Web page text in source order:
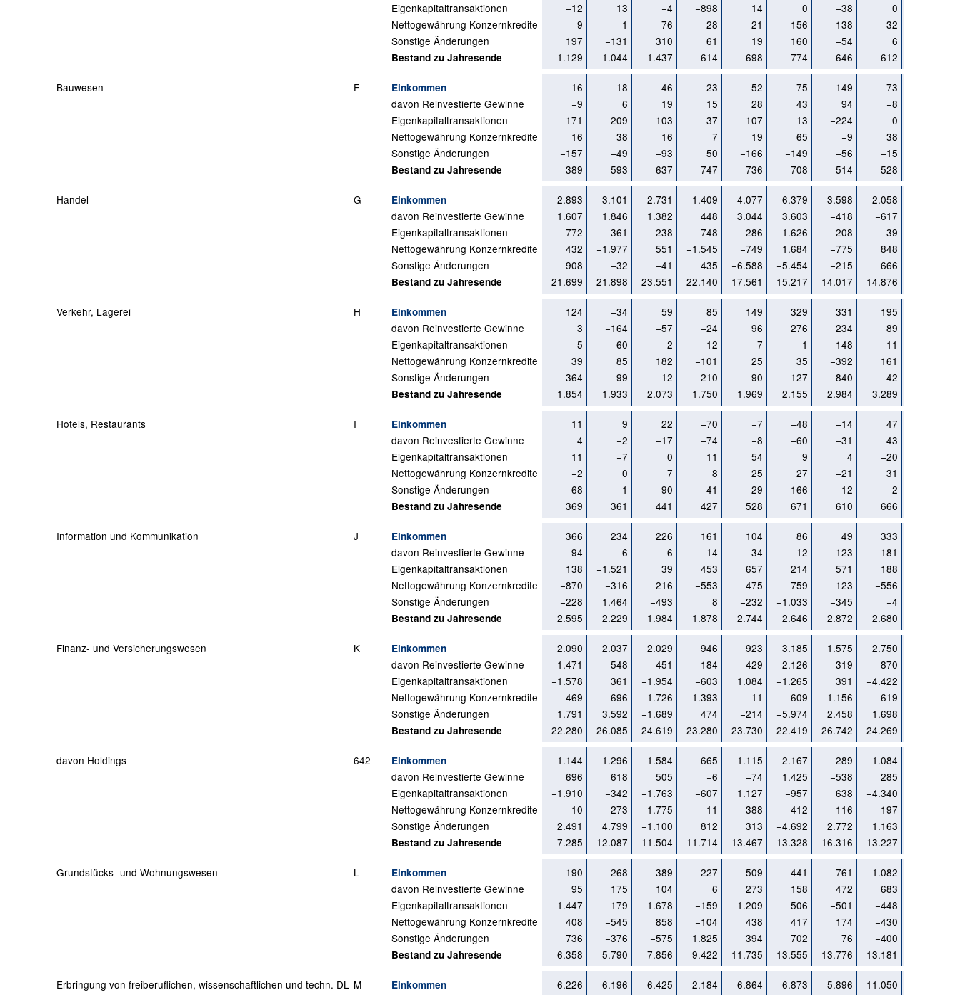
Eigenkapitaltransaktionen
−12 13 −4 −898 14 0 −38 0
Nettogewährung Konzernkredite
−9 −1 76 28 21 −156 −138 −32
Sonstige Änderungen
197 −131 310 61 19 160 −54 6
Bestand zu Jahresende 1.129 1.044 1.437 614 698 774 646 612
Bauwesen F Einkommen 16 18 46 23 52 75 149 73
davon Reinvestierte Gewinne
−9 6 19 15 28 43 94 −8
Eigenkapitaltransaktionen
171 209 103 37 107 13 −224 0
Nettogewährung Konzernkredite
16 38 16 7 19 65 −9 38
Sonstige Änderungen
−157 −49 −93 50 −166 −149 −56 −15
Bestand zu Jahresende 389 593 637 747 736 708 514 528
Handel G Einkommen 2.893 3.101 2.731 1.409 4.077 6.379 3.598 2.058
davon Reinvestierte Gewinne
1.607 1.846 1.382 448 3.044 3.603 −418 −617
Eigenkapitaltransaktionen
772 361 −238 −748 −286 −1.626 208 −39
Nettogewährung Konzernkredite
432 −1.977 551 −1.545 −749 1.684 −775 848
Sonstige Änderungen
908 −32 −41 435 −6.588 −5.454 −215 666
Bestand zu Jahresende 21.699 21.898 23.551 22.140 17.561 15.217 14.017 14.876
Verkehr, Lagerei H Einkommen 124 −34 59 85 149 329 331 195
davon Reinvestierte Gewinne
3 −164 −57 −24 96 276 234 89
Eigenkapitaltransaktionen
−5 60 2 12 7 1 148 11
Nettogewährung Konzernkredite
39 85 182 −101 25 35 −392 161
Sonstige Änderungen
364 99 12 −210 90 −127 840 42
Bestand zu Jahresende 1.854 1.933 2.073 1.750 1.969 2.155 2.984 3.289
Hotels, Restaurants I Einkommen 11 9 22 −70 −7 −48 −14 47
davon Reinvestierte Gewinne
4 −2 −17 −74 −8 −60 −31 43
Eigenkapitaltransaktionen
11 −7 0 11 54 9 4 −20
Nettogewährung Konzernkredite
−2 0 7 8 25 27 −21 31
Sonstige Änderungen
68 1 90 41 29 166 −12 2
Bestand zu Jahresende 369 361 441 427 528 671 610 666
Information und Kommunikation J Einkommen 366 234 226 161 104 86 49 333
davon Reinvestierte Gewinne
94 6 −6 −14 −34 −12 −123 181
Eigenkapitaltransaktionen
138 −1.521 39 453 657 214 571 188
Nettogewährung Konzernkredite
−870 −316 216 −553 475 759 123 −556
Sonstige Änderungen
−228 1.464 −493 8 −232 −1.033 −345 −4
Bestand zu Jahresende 2.595 2.229 1.984 1.878 2.744 2.646 2.872 2.680
Finanz- und Versicherungswesen K Einkommen 2.090 2.037 2.029 946 923 3.185 1.575 2.750
davon Reinvestierte Gewinne
1.471 548 451 184 −429 2.126 319 870
Eigenkapitaltransaktionen
−1.578 361 −1.954 −603 1.084 −1.265 391 −4.422
Nettogewährung Konzernkredite
−469 −696 1.726 −1.393 11 −609 1.156 −619
Sonstige Änderungen
1.791 3.592 −1.689 474 −214 −5.974 2.458 1.698
Bestand zu Jahresende 22.280 26.085 24.619 23.280 23.730 22.419 26.742 24.269
davon Holdings 642 Einkommen 1.144 1.296 1.584 665 1.115 2.167 289 1.084
davon Reinvestierte Gewinne
696 618 505 −6 −74 1.425 −538 285
Eigenkapitaltransaktionen
−1.910 −342 −1.763 −607 1.127 −957 638 −4.340
Nettogewährung Konzernkredite
−10 −273 1.775 11 388 −412 116 −197
Sonstige Änderungen
2.491 4.799 −1.100 812 313 −4.692 2.772 1.163
Bestand zu Jahresende 7.285 12.087 11.504 11.714 13.467 13.328 16.316 13.227
Grundstücks- und Wohnungswesen L Einkommen 190 268 389 227 509 441 761 1.082
davon Reinvestierte Gewinne
95 175 104 6 273 158 472 683
Eigenkapitaltransaktionen
1.447 179 1.678 −159 1.209 506 −501 −448
Nettogewährung Konzernkredite
408 −545 858 −104 438 417 174 −430
Sonstige Änderungen
736 −376 −575 1.825 394 702 76 −400
Bestand zu Jahresende 6.358 5.790 7.856 9.422 11.735 13.555 13.776 13.181
Erbringung von freiberuflichen, wissenschaftlichen und techn. DL M Einkommen 6.226 6.196 6.425 2.184 6.864 6.873 5.896 11.050